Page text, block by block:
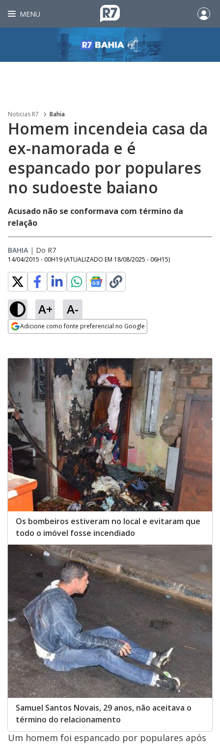
MENU
Noticias R7 Bahia
Homem incendeia casa da
ex-namorada e é
espancado por populares
no sudoeste baiano
Acusado não se conformava com término da
relação
BAHIA | Do R7
14/04/2015 - 00H19 (ATUALIZADO EM 18/08/2025 - 06H15)
A+ A-
Adicione como fonte preferencial no Google
Os bombeiros estiveram no local e evitaram que
todo o imóvel fosse incendiado
Samuel Santos Novais, 29 anos, não aceitava o
término do relacionamento
Um homem foi espancado por populares após